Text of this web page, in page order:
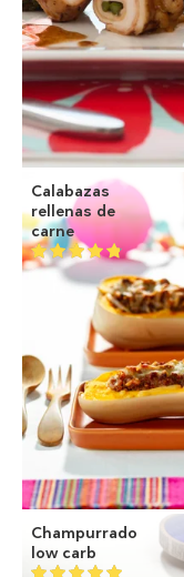
Calabazas
rellenas de
carne
Champurrado
low carb